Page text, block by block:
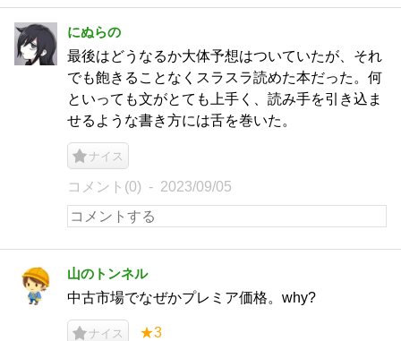
にぬらの
最後はどうなるか大体予想はついていたが、それ
でも飽きることなくスラスラ読めた本だった。何
といっても文がとても上手く、読み手を引き込ま
せるような書き方には舌を巻いた。
ナイス
コメント(0) 2023/09/05
山のトンネル
中古市場でなぜかプレミア価格。why?
ナイス ★3